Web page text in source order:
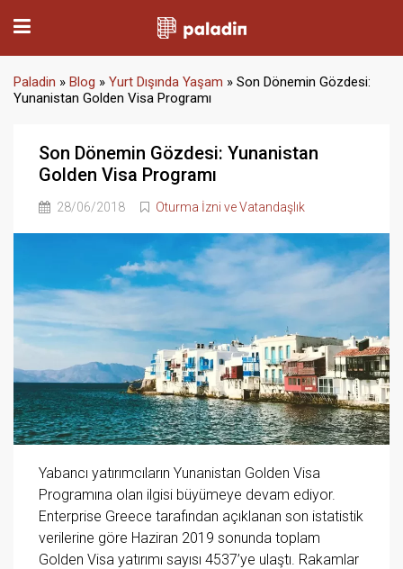
Paladin » Blog » Yurt Dışında Yaşam » Son Dönemin Gözdesi:
Yunanistan Golden Visa Programı
Son Dönemin Gözdesi: Yunanistan
Golden Visa Programı
28/06/2018 Oturma İzni ve Vatandaşlık
Yabancı yatırımcıların Yunanistan Golden Visa
Programına olan ilgisi büyümeye devam ediyor.
Enterprise Greece tarafından açıklanan son istatistik
verilerine göre Haziran 2019 sonunda toplam
Golden Visa yatırımı sayısı 4537’ye ulaştı. Rakamlar